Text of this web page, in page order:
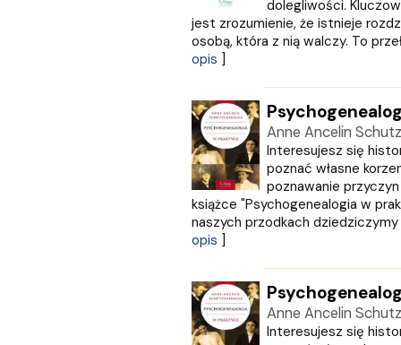
dolegliwości.
jest zrozumienie, że istnieje
osobą, która z nią walczy. To
opis ]
Anne Ancelin
Interesujesz się
poznać własne
poznawanie
książce "Psychogenealogia w
naszych przodkach
opis ]
Anne Ancelin
Interesujesz się